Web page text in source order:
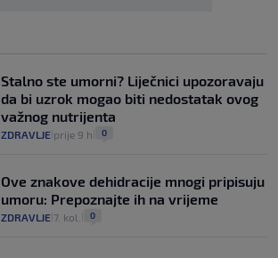
Stalno ste umorni? Liječnici upozoravaju
da bi uzrok mogao biti nedostatak ovog
važnog nutrijenta
ZDRAVLJE prije 9 h 0
Ove znakove dehidracije mnogi pripisuju
umoru: Prepoznajte ih na vrijeme
ZDRAVLJE 7. kol. 0